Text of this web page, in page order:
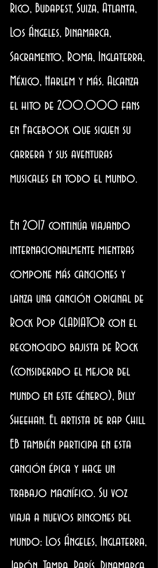
Rico, Budapest, Suiza, Atlanta,
Los Ángeles, Dinamarca,
Sacramento, Roma, Inglaterra,
México, Harlem y más. Alcanza
el hito de 200.000 fans
en Facebook que siguen su
carrera y sus aventuras
musicales en todo el mundo.
En 2017 continúa viajando
internacionalmente mientras
compone más canciones y
lanza una canción original de
Rock Pop GLADIATOR con el
reconocido bajista de Rock
(considerado el mejor del
mundo en este género), Billy
Sheehan. El artista de rap Chill
EB también participa en esta
canción épica y hace un
trabajo magnífico. Su voz
viaja a nuevos rincones del
mundo: Los Ángeles, Inglaterra,